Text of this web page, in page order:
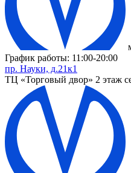
График работы: 11:00-20:00
пр. Науки, д.21к1
ТЦ «Торговый двор» 2 этаж